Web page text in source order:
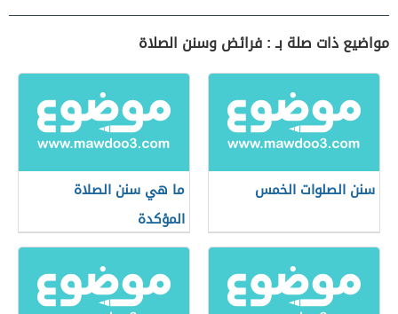
مواضيع ذات صلة بـ : فرائض وسنن الصلاة
سنن الصلوات الخمس
ما هي سنن الصلاة
المؤكدة